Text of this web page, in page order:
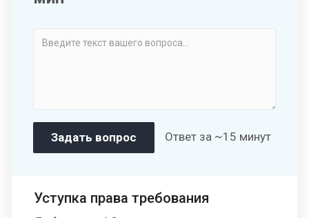
Ответ за ~15 минут
Уступка права требования